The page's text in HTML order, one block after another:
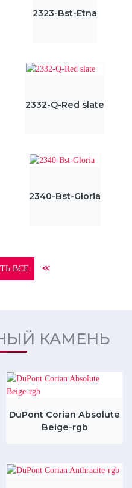
2323-Bst-Etna
2332-Q-Red slate
2340-Bst-Gloria
ВСЕ ≪
КАМЕНЬ
DuPont Corian Absolute
Beige-rgb